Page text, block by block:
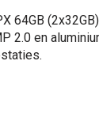
64GB
2.0 en